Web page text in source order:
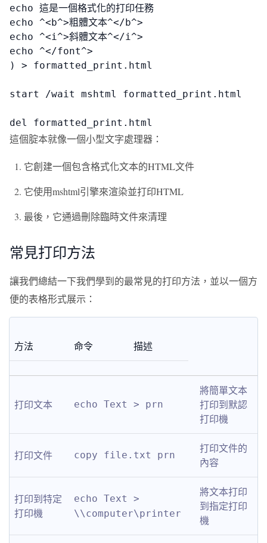
echo 這是一個格式化的打印任務
echo ^<b^>粗體文本^</b^>
echo ^<i^>斜體文本^</i^>
echo ^</font^>
) > formatted_print.html
start /wait mshtml formatted_print.html
del formatted_print.html
這個腚本就像一個小型文字處理器：
它創建一個包含格式化文本的HTML文件
它使用mshtml引擎來渲染並打印HTML
最後，它通過刪除臨時文件來清理
常見打印方法
讓我們總結一下我們學到的最常見的打印方法，並以一個方
便的表格形式展示：
方法 命令 描述
打印文本 echo Text > prn
將簡單文本
打印到默認
打印機
打印文件 copy file.txt prn
打印文件的
內容
打印到特定
打印機
echo Text >
\\computer\printer
將文本打印
到指定打印
機